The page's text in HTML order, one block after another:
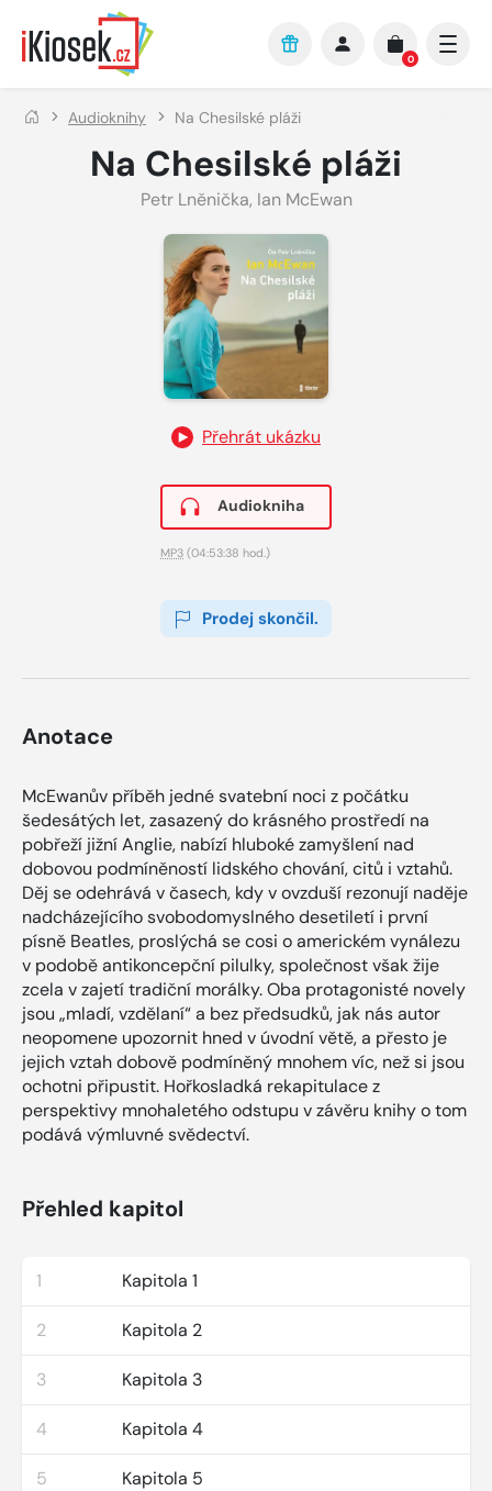
Přejít na hlavní obsah
0
Audioknihy Na Chesilské pláži
Na Chesilské pláži
Petr Lněnička, Ian McEwan
Přehrát ukázku
Audiokniha
MP3 (04:53:38 hod.)
Prodej skončil.
Anotace
McEwanův příběh jedné svatební noci z počátku
šedesátých let, zasazený do krásného prostředí na
pobřeží jižní Anglie, nabízí hluboké zamyšlení nad
dobovou podmíněností lidského chování, citů i vztahů.
Děj se odehrává v časech, kdy v ovzduší rezonují naděje
nadcházejícího svobodomyslného desetiletí i první
písně Beatles, proslýchá se cosi o americkém vynálezu
v podobě antikoncepční pilulky, společnost však žije
zcela v zajetí tradiční morálky. Oba protagonisté novely
jsou „mladí, vzdělaní“ a bez předsudků, jak nás autor
neopomene upozornit hned v úvodní větě, a přesto je
jejich vztah dobově podmíněný mnohem víc, než si jsou
ochotni připustit. Hořkosladká rekapitulace z
perspektivy mnohaletého odstupu v závěru knihy o tom
podává výmluvné svědectví.
Přehled kapitol
1 Kapitola 1
2 Kapitola 2
3 Kapitola 3
4 Kapitola 4
5 Kapitola 5